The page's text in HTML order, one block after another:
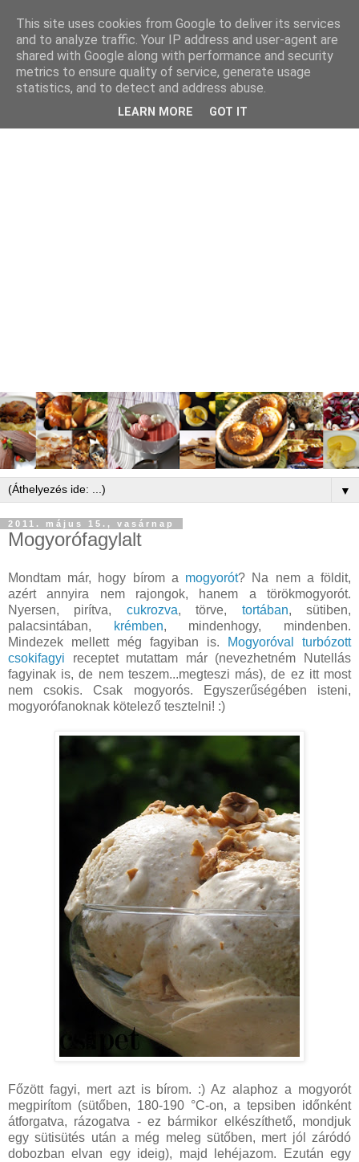
▼
2011. május 15., vasárnap
Mogyorófagylalt
Mondtam már, hogy bírom a mogyorót? Na nem a földit,
azért annyira nem rajongok, hanem a törökmogyorót.
Nyersen, pirítva, cukrozva, törve, tortában, sütiben,
palacsintában,
krémben, mindenhogy, mindenben.
Mindezek mellett még fagyiban is.
Mogyoróval turbózott
csokifagyi receptet mutattam már (nevezhetném Nutellás
fagyinak is, de nem teszem...megteszi más), de ez itt most
nem csokis. Csak mogyorós. Egyszerűségében isteni,
mogyorófanoknak kötelező tesztelni! :)
Főzött fagyi, mert azt is bírom. :) Az alaphoz a mogyorót
megpirítom (sütőben, 180-190 °C-on, a tepsiben időnként
átforgatva, rázogatva - ez bármikor elkészíthető, mondjuk
egy sütisütés után a még meleg sütőben, mert jól záródó
dobozban elvan egy ideig), majd lehéjazom. Ezután egy
This site uses cookies from Google to deliver its services
and to analyze traffic. Your IP address and user-agent are
shared with Google along with performance and security
metrics to ensure quality of service, generate usage
statistics, and to detect and address abuse.
LEARN MORE GOT IT